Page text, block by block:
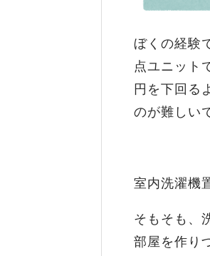
ぼくの経験
点ユニット
円を下回る
のが難しい
室内洗濯機
そもそも、
部屋を作り